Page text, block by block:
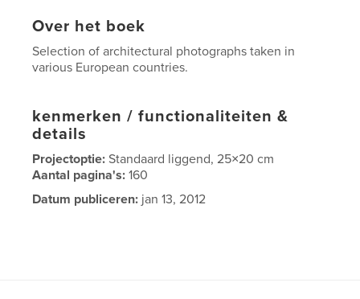
Over het boek
Selection of architectural photographs taken in
various European countries.
kenmerken / functionaliteiten &
details
Projectoptie:Standaard liggend, 25×20 cm
Aantal pagina's:160
Datum publiceren: jan 13, 2012